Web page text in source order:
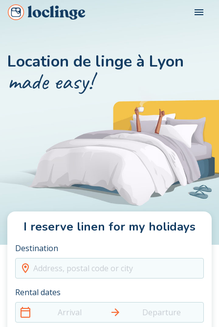
menu
Loclinge Vacationer
Loclinge Owner
OUR CITIES
Location de linge à Lyon
made easy!
I reserve linen for my holidays
Destination
Address, postal code or city
Rental dates
Arrival
Departure